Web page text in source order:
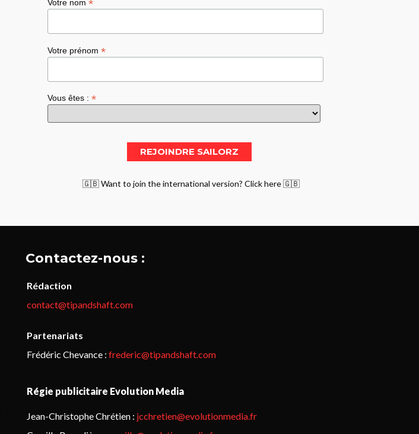
Votre nom *
Votre prénom *
Vous êtes : *
🇬🇧 Want to join the international version? Click here 🇬🇧
Contactez-nous :
Rédaction
contact@tipandshaft.com
Partenariats
Frédéric Chevance : frederic@tipandshaft.com
Régie publicitaire Evolution Media
Jean-Christophe Chrétien : jcchretien@evolutionmedia.fr